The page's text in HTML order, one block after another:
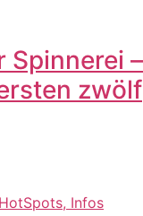
Spinnerei –
zwölf